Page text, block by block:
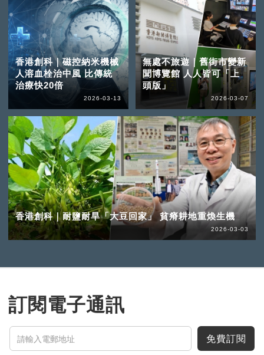
香港創科｜磁控納米機械
人溶血栓治中風 比傳統
治療快20倍
2026-03-13
無處不旅遊｜舊街市變新
聞博覽館 人人皆可「上
頭版」
2026-03-07
香港創科｜耐鹽耐旱「大豆回家」 貧瘠耕地重煥生機
2026-03-03
訂閱電子通訊
免費訂閱